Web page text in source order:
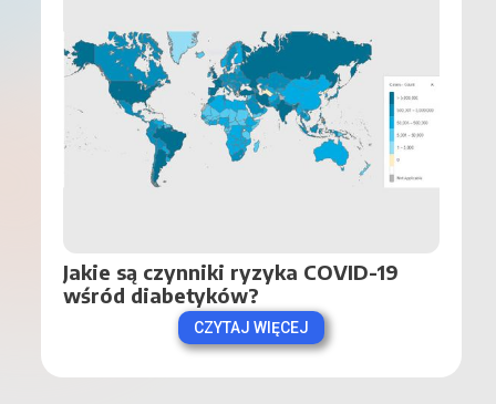
Jakie są czynniki ryzyka COVID-19
wśród diabetyków?
CZYTAJ WIĘCEJ